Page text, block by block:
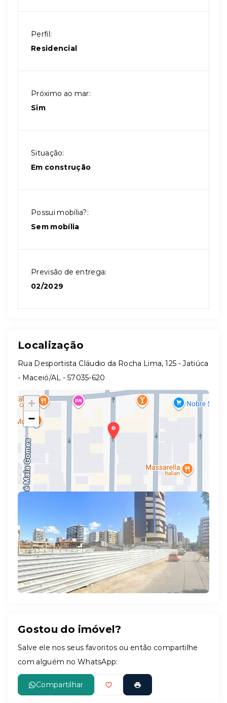
Perfil:
Residencial
Próximo ao mar:
Sim
Situação:
Em construção
Possui mobília?:
Sem mobília
Previsão de entrega:
02/2029
Localização
Rua Desportista Cláudio da Rocha Lima, 125 - Jatiúca
- Maceió/AL - 57035-620
+
−
Leaflet
Gostou do imóvel?
Salve ele nos seus favoritos ou então compartilhe
com alguém no WhatsApp:
Compartilhar